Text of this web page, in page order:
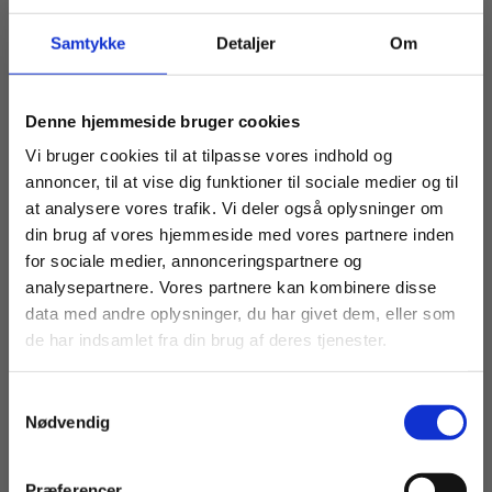
Samtykke Detaljer Om
Denne hjemmeside bruger cookies
Vi bruger cookies til at tilpasse vores indhold og
annoncer, til at vise dig funktioner til sociale medier og til
at analysere vores trafik. Vi deler også oplysninger om
din brug af vores hjemmeside med vores partnere inden
for sociale medier, annonceringspartnere og
analysepartnere. Vores partnere kan kombinere disse
data med andre oplysninger, du har givet dem, eller som
de har indsamlet fra din brug af deres tjenester.
Nødvendig
kernestof for de gymnasiale uddannelser.
Nerver – kroppens signalveje
Proteiner – struktur og funktion
DNA – livets opskrift
Genteknologi i praksis
Evolution, arv og miljø
Naturen i grundtræk
Bogens figurer er tilgængelige på
nucleus.dk.
Køb læremidler og find masterclasses mm.
Fortsæt som:
For privatkunder og
studerende. Du får
vist priser inkl.
For institutioner og
virksomheder. Du
får vist priser ekskl.